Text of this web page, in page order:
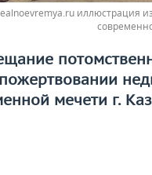
иллюстрация
пожертвовании
мечети г.